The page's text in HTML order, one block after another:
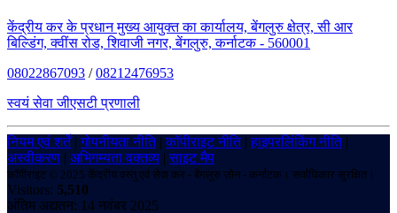
केंद्रीय कर के प्रधान मुख्य आयुक्त का कार्यालय, बेंगलुरु क्षेत्र, सी आर
बिल्डिंग, क्वींस रोड, शिवाजी नगर, बेंगलुरु, कर्नाटक - 560001
08022867093 /08212476953
स्वयं सेवा जीएसटी प्रणाली
नियम एवं शर्तें|गोपनीयता नीति|कॉपीराइट नीति|हाइपरलिंकिंग नीति|
अस्वीकरण | अभिगम्यता वक्तव्य |साइट मैप
कॉपीराइट © 2025 केंद्रीय वस्तु एवं सेवा कर - बेंगलुरु ज़ोन - कर्नाटक। सर्वाधिकार सुरक्षित।
Visitors: 5,510
अंतिम अद्यतन: 14 नवंबर 2025